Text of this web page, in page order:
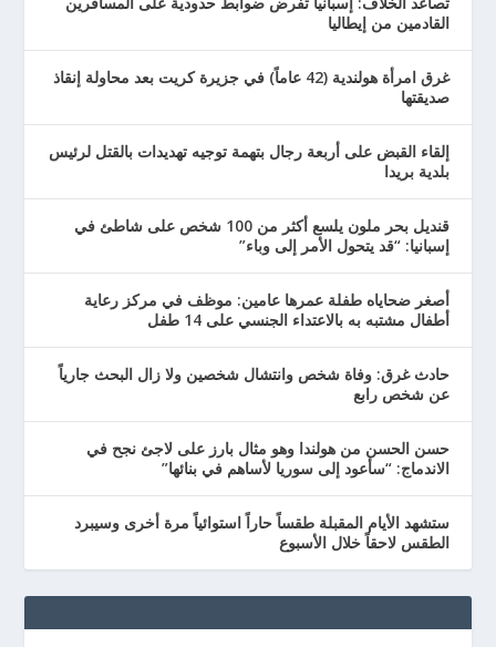
القادمين من إيطاليا
غرق امرأة هولندية (42 عاماً) في جزيرة كريت بعد محاولة إنقاذ
صديقتها
إلقاء القبض على أربعة رجال بتهمة توجيه تهديدات بالقتل لرئيس
بلدية بريدا
قنديل بحر ملون يلسع أكثر من 100 شخص على شاطئ في
إسبانيا: “قد يتحول الأمر إلى وباء”
أصغر ضحاياه طفلة عمرها عامين: موظف في مركز رعاية
أطفال مشتبه به بالاعتداء الجنسي على 14 طفل
حادث غرق: وفاة شخص وانتشال شخصين ولا زال البحث جارياً
عن شخص رابع
حسن الحسن من هولندا وهو مثال بارز على لاجئ نجح في
الاندماج: “سأعود إلى سوريا لأساهم في بنائها”
ستشهد الأيام المقبلة طقساً حاراً استوائياً مرة أخرى وسيبرد
الطقس لاحقاً خلال الأسبوع